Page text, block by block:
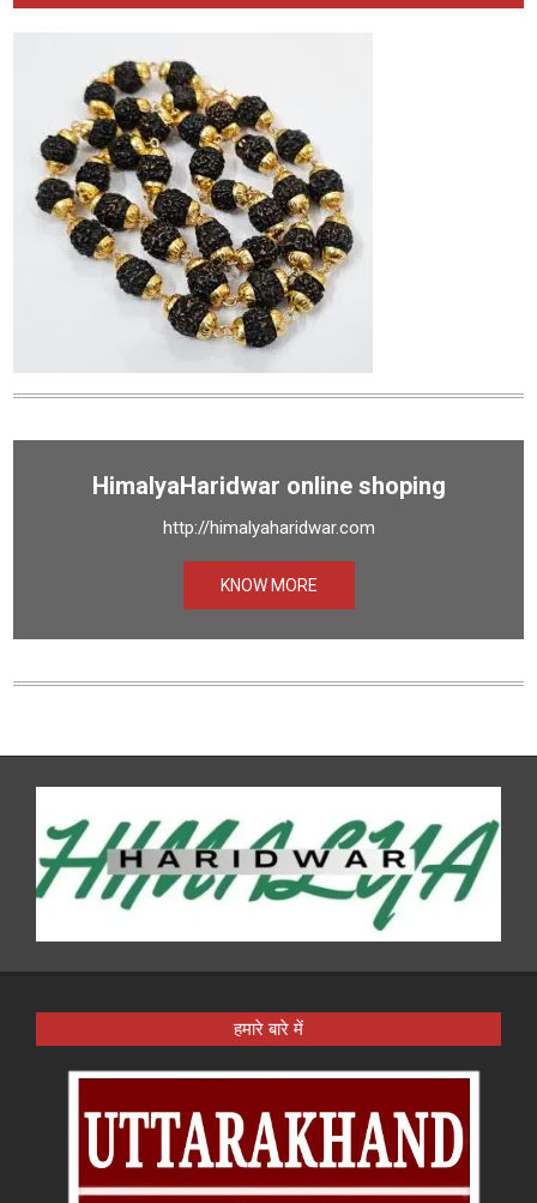
HimalyaHaridwar online shoping
http://himalyaharidwar.com
KNOW MORE
हमारे बारे में